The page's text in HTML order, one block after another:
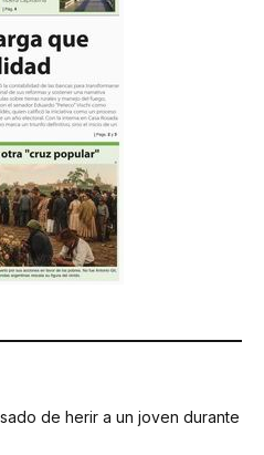
de herir a un joven durante